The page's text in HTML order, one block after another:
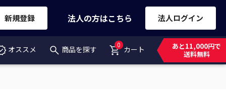
新規登録 法人の方はこちら 法人ログイン
オススメ 商品を探す 0 カート
あと11,000円で
送料無料